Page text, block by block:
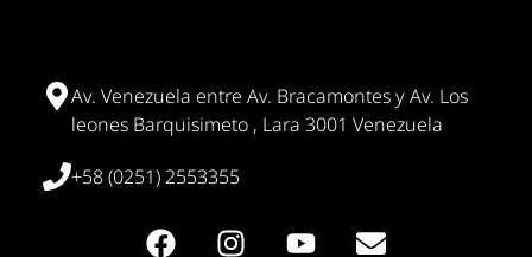
Av. Venezuela entre Av. Bracamontes y Av. Los
leones Barquisimeto , Lara 3001 Venezuela
+58 (0251) 2553355